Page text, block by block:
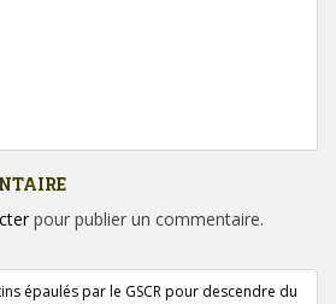
pour publier un commentaire.
épaulés par le GSCR pour descendre du